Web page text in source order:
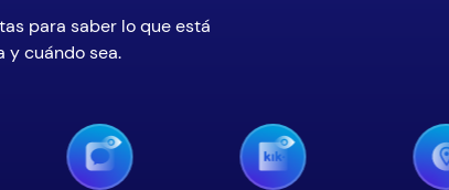
para saber lo que está
y cuándo sea.